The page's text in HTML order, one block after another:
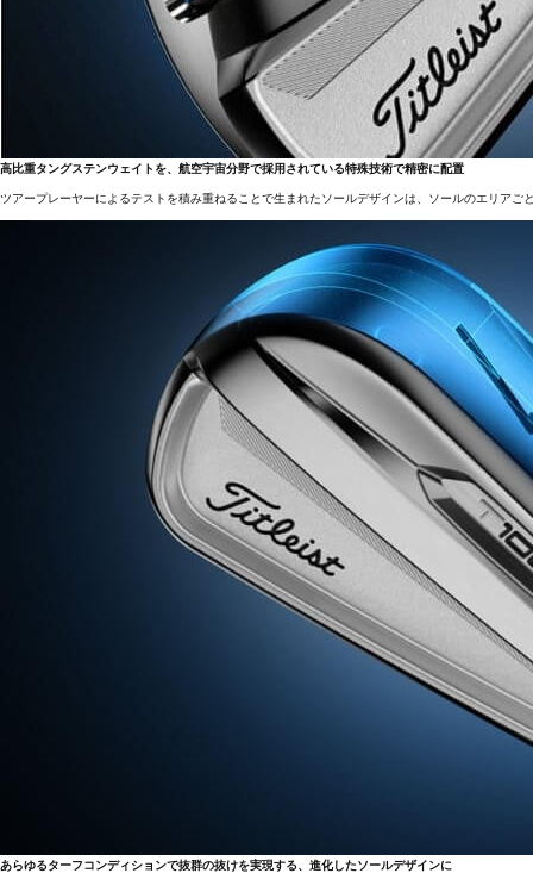
高比重タングステンウェイトを、航空宇宙分野で採用されている特殊技術で精密に配置
ツアープレーヤーによるテストを積み重ねることで生まれたソールデザインは、ソールのエリア
あらゆるターフコンディションで抜群の抜けを実現する、進化したソールデザインに